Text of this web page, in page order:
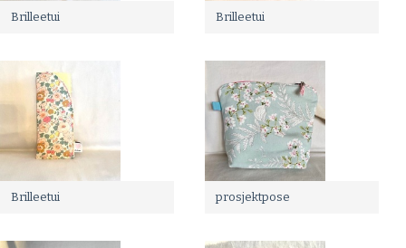
Brilleetui Brilleetui
Brilleetui prosjektpose